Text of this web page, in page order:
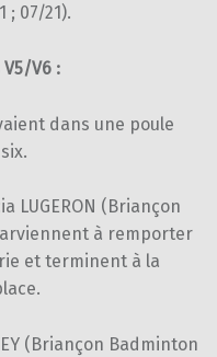
; 07/21).
V6 :
dans une poule
LUGERON (Briançon
à remporter
et terminent à la
(Briançon Badminton